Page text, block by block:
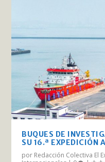
BUQUES DE
SU 16.ª EXPEDICIÓN
por Redacción Colectiva El